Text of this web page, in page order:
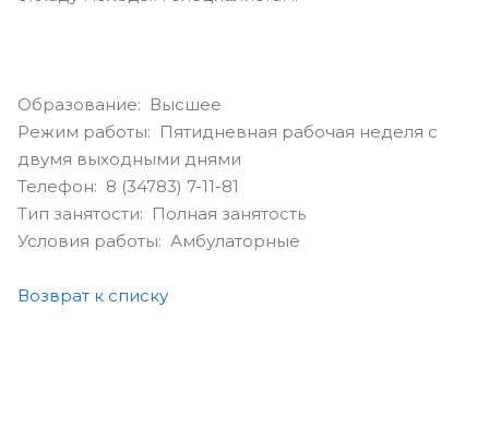
Образование: Высшее
Режим работы: Пятидневная рабочая неделя с
двумя выходными днями
Телефон: 8 (34783) 7-11-81
Тип занятости: Полная занятость
Условия работы: Амбулаторные
Возврат к списку